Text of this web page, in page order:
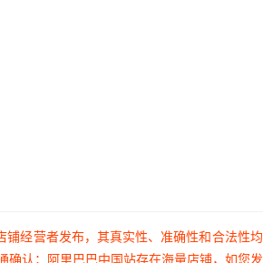
经营者发布，其真实性、准确性和合法性
认；阿里巴巴中国站存在海量店铺，如您